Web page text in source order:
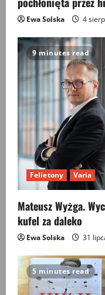
Ewa Solska 4
9 minutes read
Felietony Varia
Mateusz Wyżga.
kufel za daleko
Ewa Solska 31
5 minutes read